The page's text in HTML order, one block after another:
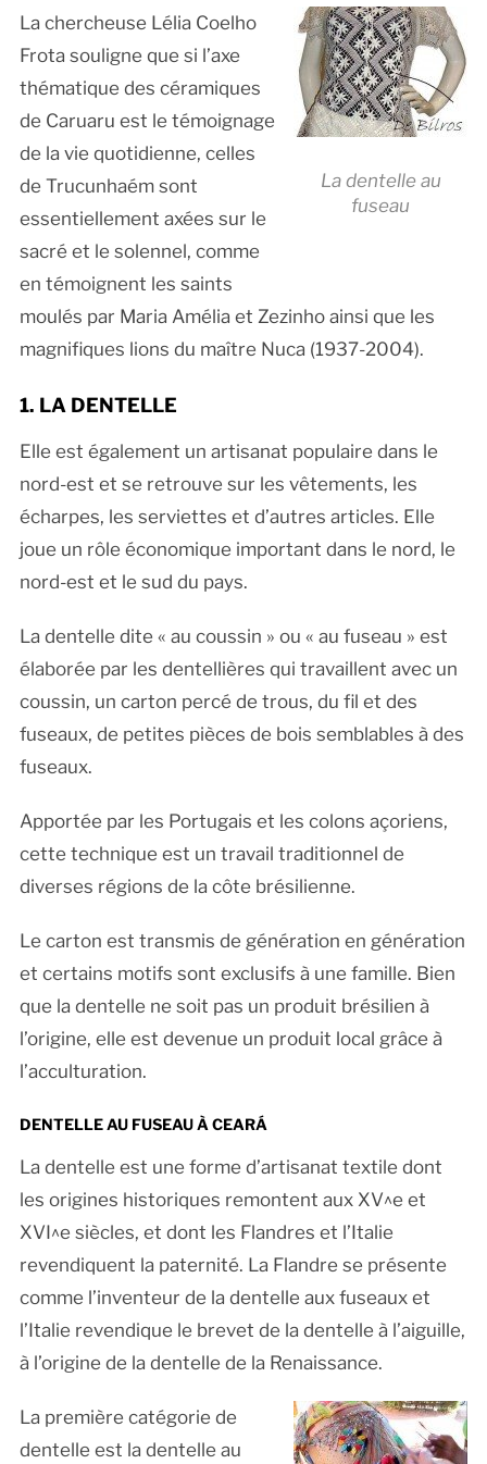
La dentelle au
fuseau
La chercheuse Lélia Coelho
Frota souligne que si l’axe
thématique des céramiques
de Caruaru est le témoignage
de la vie quotidienne, celles
de Trucunhaém sont
essentiellement axées sur le
sacré et le solennel, comme
en témoignent les saints
moulés par Maria Amélia et Zezinho ainsi que les
magnifiques lions du maître Nuca (1937-2004).
1. LA DENTELLE
Elle est également un artisanat populaire dans le
nord-est et se retrouve sur les vêtements, les
écharpes, les serviettes et d’autres articles. Elle
joue un rôle économique important dans le nord, le
nord-est et le sud du pays.
La dentelle dite « au coussin » ou « au fuseau » est
élaborée par les dentellières qui travaillent avec un
coussin, un carton percé de trous, du fil et des
fuseaux, de petites pièces de bois semblables à des
fuseaux.
Apportée par les Portugais et les colons açoriens,
cette technique est un travail traditionnel de
diverses régions de la côte brésilienne.
Le carton est transmis de génération en génération
et certains motifs sont exclusifs à une famille. Bien
que la dentelle ne soit pas un produit brésilien à
l’origine, elle est devenue un produit local grâce à
l’acculturation.
DENTELLE AU FUSEAU À CEARÁ
La dentelle est une forme d’artisanat textile dont
les origines historiques remontent aux XV^e et
XVI^e siècles, et dont les Flandres et l’Italie
revendiquent la paternité. La Flandre se présente
comme l’inventeur de la dentelle aux fuseaux et
l’Italie revendique le brevet de la dentelle à l’aiguille,
à l’origine de la dentelle de la Renaissance.
La première catégorie de
dentelle est la dentelle au